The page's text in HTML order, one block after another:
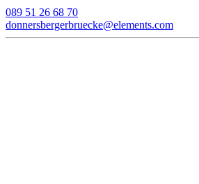
089 51 26 68 70
donnersbergerbruecke@elements.com